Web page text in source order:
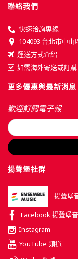
聯絡我們
快速洽詢專線
104093 台北市中
運送方式介紹
如需海外寄送或訂
更多優惠與最新消息
歡迎訂閱電子報
揚聲堡社群
揚聲堡
Facebook 揚聲堡
Instagram
YouTube 頻道